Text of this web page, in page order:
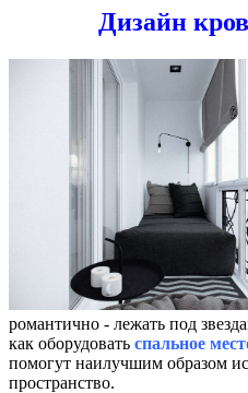
Дизайн
романтично - лежать под
как оборудовать спальное
помогут наилучшим образом
пространство.